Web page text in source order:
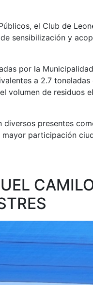
el Club de
sensibilización y
por la
a 2.7 toneladas
volumen de residuos
presentes
participación